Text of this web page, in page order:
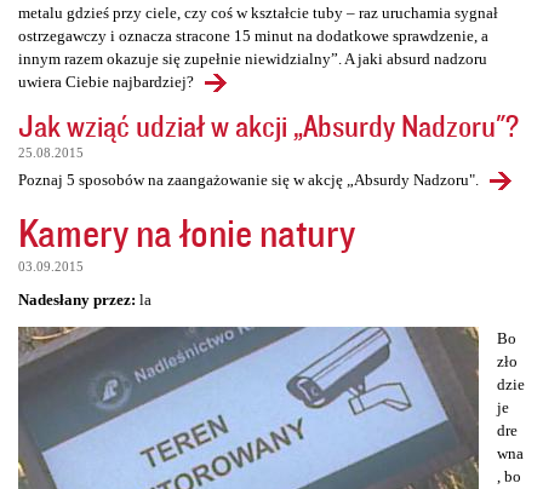
metalu gdzieś przy ciele, czy coś w kształcie tuby – raz uruchamia sygnał
ostrzegawczy i oznacza stracone 15 minut na dodatkowe sprawdzenie, a
innym razem okazuje się zupełnie niewidzialny”. A jaki absurd nadzoru
uwiera Ciebie najbardziej?
Jak wziąć udział w akcji „Absurdy Nadzoru"?
25.08.2015
Poznaj 5 sposobów na zaangażowanie się w akcję „Absurdy Nadzoru".
Kamery na łonie natury
03.09.2015
Nadesłany przez: la
Bo
zło
dzie
je
dre
wna
, bo